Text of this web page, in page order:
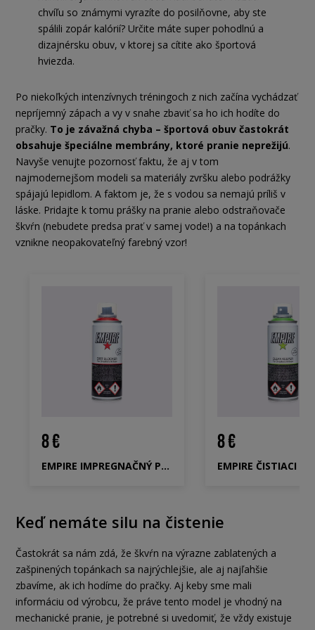
chvíľu so známymi vyrazíte do posilňovne, aby ste
spálili zopár kalórií? Určite máte super pohodlnú a
dizajnérsku obuv, v ktorej sa cítite ako športová
hviezda.
Po niekoľkých intenzívnych tréningoch z nich začína vychádzať
nepríjemný zápach a vy v snahe zbaviť sa ho ich hodíte do
pračky. To je závažná chyba – športová obuv častokrát
obsahuje špeciálne membrány, ktoré pranie neprežijú.
Navyše venujte pozornosť faktu, že aj v tom
najmodernejšom modeli sa materiály zvršku alebo podrážky
spájajú lepidlom. A faktom je, že s vodou sa nemajú príliš v
láske. Pridajte k tomu prášky na pranie alebo odstraňovače
škvŕn (nebudete predsa prať v samej vode!) a na topánkach
vznikne neopakovateľný farebný vzor!
8 €
EMPIRE IMPREGNAČNÝ PRÍPRAVOK DIRT BLOCKER
8 €
Keď nemáte silu na čistenie
Častokrát sa nám zdá, že škvŕn na výrazne zablatených a
zašpinených topánkach sa najrýchlejšie, ale aj najľahšie
zbavíme, ak ich hodíme do pračky. Aj keby sme mali
informáciu od výrobcu, že práve tento model je vhodný na
mechanické pranie, je potrebné si uvedomiť, že vždy existuje